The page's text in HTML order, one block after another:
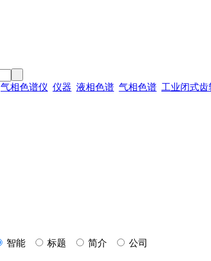
气相色谱仪 仪器 液相色谱 气相色谱 工业闭式齿
智能
标题 简介
公司